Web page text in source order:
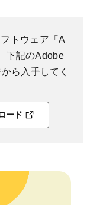
トウェア「A
下記のAdobe
ら入手してく
ード